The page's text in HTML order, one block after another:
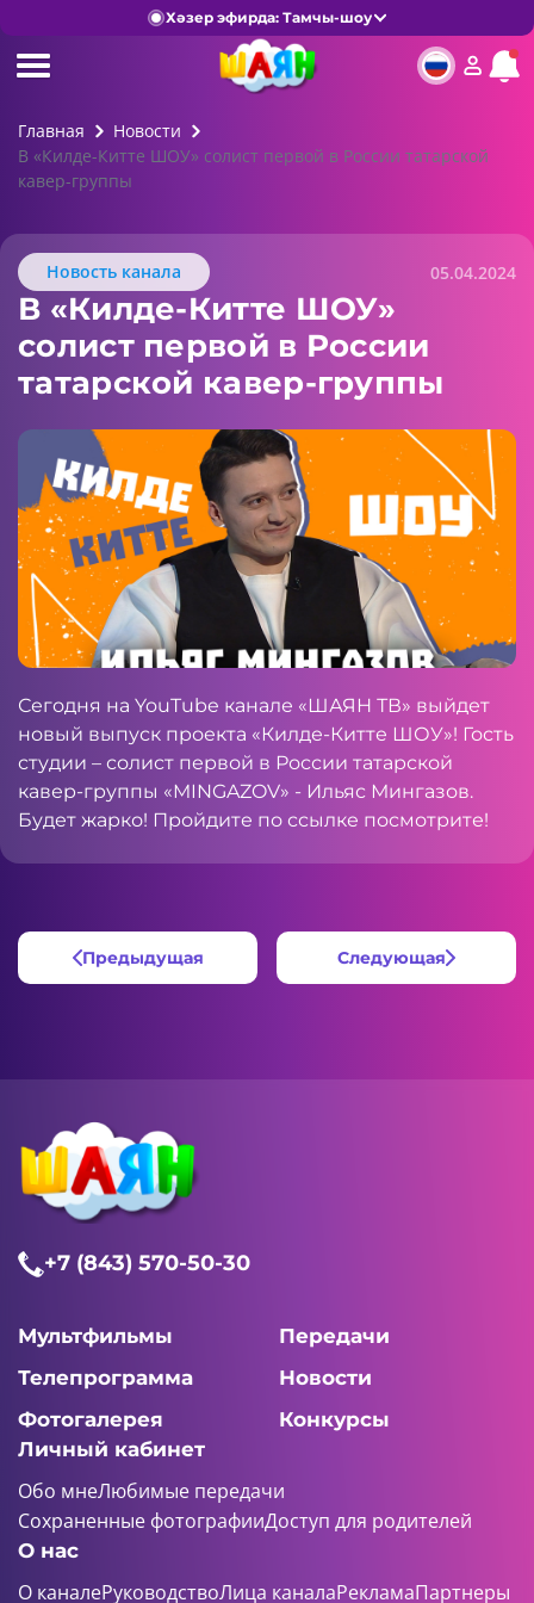
Хәзер эфирда: Тамчы-шоу
Главная
Новости
В «Килде-Китте ШОУ» солист первой в России татарской
кавер-группы
Новость канала 05.04.2024
В «Килде-Китте ШОУ»
солист первой в России
татарской кавер-группы
Сегодня на YouTube канале «ШАЯН ТВ» выйдет
новый выпуск проекта «Килде-Китте ШОУ»! Гость
студии – солист первой в России татарской
кавер-группы «MINGAZOV» - Ильяс Мингазов.
Будет жарко! Пройдите по ссылке посмотрите!
Предыдущая Следующая
+7 (843) 570-50-30
Мультфильмы
Передачи
Телепрограмма
Новости
Фотогалерея
Конкурсы
Личный кабинет
Обо мнеЛюбимые передачи
Сохраненные фотографииДоступ для родителей
О нас
О каналеРуководствоЛица каналаРекламаПартнеры